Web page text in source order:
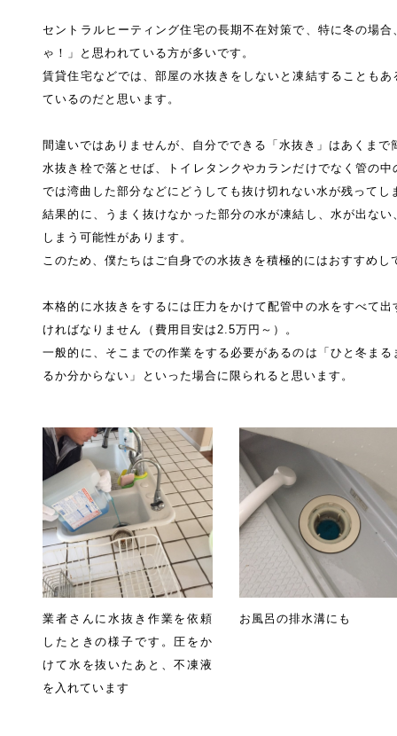
セントラルヒーティング住宅の長期不在対策で
特に冬の場合
ゃ！」と思われている方が多いです。
賃貸住宅などでは、部屋の水抜きをしないと凍結することも
ているのだと思います。
間違いではありませんが、自分でできる「水抜き」はあくまで
水抜き栓で落とせば、トイレタンクやカランだけでなく管の
では湾曲した部分などにどうしても抜け切れない水が残ってし
結果的に、うまく抜けなかった部分の水が凍結し、水が出な
しまう可能性があります。
このため、僕たちはご自身での水抜きを積極的にはおすすめし
本格的に水抜きをするには圧力をかけて配管中の水をすべて
ければなりません（費用目安は2.5万円～）。
一般的に、そこまでの作業をする必要があるのは「ひと冬ま
るか分からない」といった場合に限られると思います。
業者さんに水抜き作業を依頼
したときの様子です。圧をか
けて水を抜いたあと、不凍液
を入れています
お風呂の排水溝にも